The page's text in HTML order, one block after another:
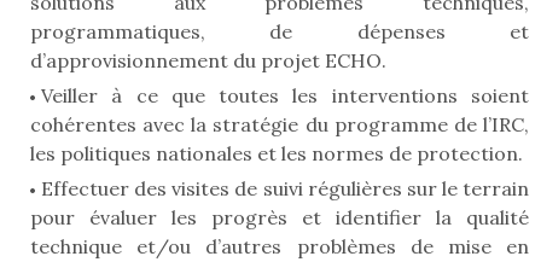
programmatiques, de dépenses et
d’approvisionnement du projet ECHO.
Veiller à ce que toutes les interventions soient
cohérentes avec la stratégie du programme de l’IRC,
les politiques nationales et les normes de protection.
Effectuer des visites de suivi régulières sur le terrain
pour évaluer les progrès et identifier la qualité
technique et/ou d’autres problèmes de mise en